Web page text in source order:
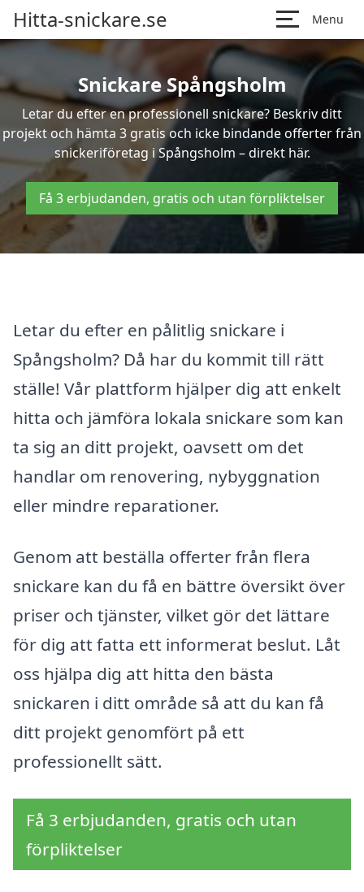
Hitta-snickare.se Menu
Snickare Spångsholm
Letar du efter en professionell snickare? Beskriv ditt
projekt och hämta 3 gratis och icke bindande offerter från
snickeriföretag i Spångsholm – direkt här.
Få 3 erbjudanden, gratis och utan förpliktelser
Letar du efter en pålitlig snickare i
Spångsholm? Då har du kommit till rätt
ställe! Vår plattform hjälper dig att enkelt
hitta och jämföra lokala snickare som kan
ta sig an ditt projekt, oavsett om det
handlar om renovering, nybyggnation
eller mindre reparationer.
Genom att beställa offerter från flera
snickare kan du få en bättre översikt över
priser och tjänster, vilket gör det lättare
för dig att fatta ett informerat beslut. Låt
oss hjälpa dig att hitta den bästa
snickaren i ditt område så att du kan få
ditt projekt genomfört på ett
professionellt sätt.
Få 3 erbjudanden, gratis och utan
förpliktelser